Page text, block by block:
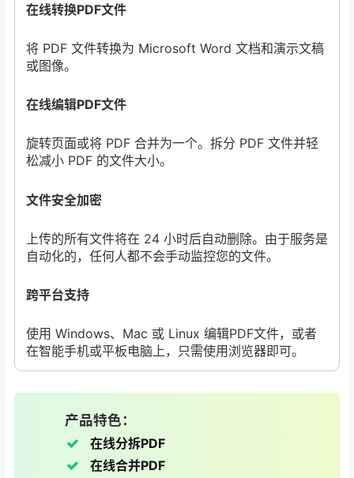
在线转换PDF文件
将 PDF 文件转换为 Microsoft Word 文档和演示文稿
或图像。
在线编辑PDF文件
旋转页面或将 PDF 合并为一个。拆分 PDF 文件并轻
松减小 PDF 的文件大小。
文件安全加密
上传的所有文件将在 24 小时后自动删除。由于服务是
自动化的，任何人都不会手动监控您的文件。
跨平台支持
使用 Windows、Mac 或 Linux 编辑PDF文件，或者
在智能手机或平板电脑上，只需使用浏览器即可。
产品特色：
在线分拆PDF
在线合并PDF